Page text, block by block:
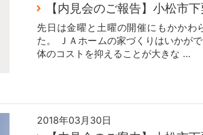
【内見会のご報告】小松市
先日は金曜と土曜の開催にもかかわ
た。 ＪＡホームの家づくりはいかが
体のコストを抑えることが大きな …
2018年03月30日